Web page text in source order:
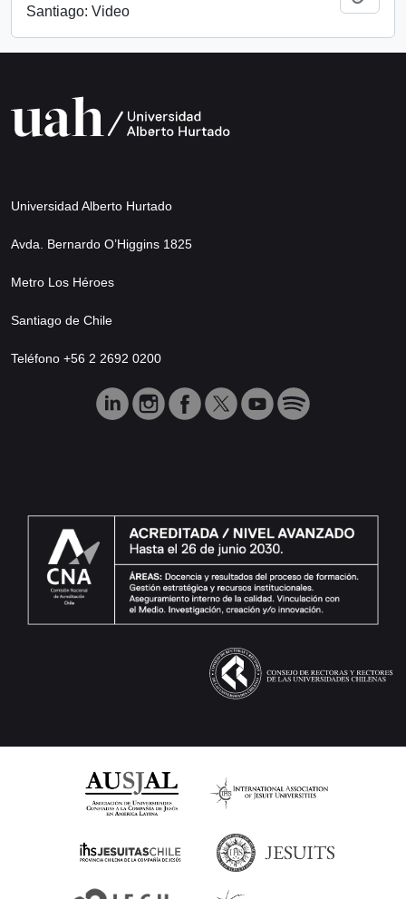
Santiago: Video
Universidad Alberto Hurtado
Avda. Bernardo O’Higgins 1825
Metro Los Héroes
Santiago de Chile
Teléfono +56 2 2692 0200